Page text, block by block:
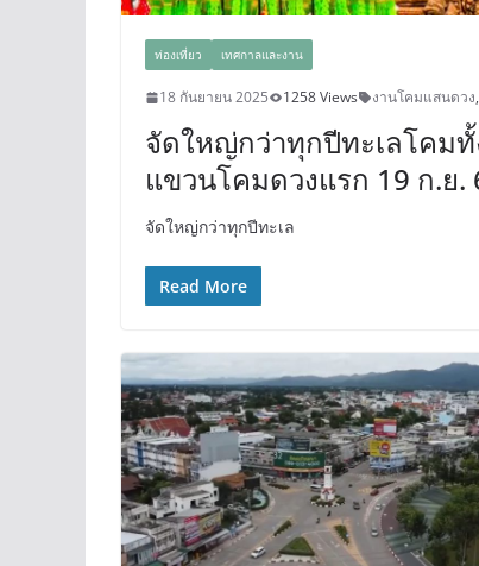
ท่องเที่ยว เทศกาลและงาน
18 กันยายน 2025 1258 Views งานโคมแสนดวง,
จัดใหญ่กว่าทุกปีทะเลโคมทั้
แขวนโคมดวงแรก 19 ก.
จัดใหญ่กว่าทุกปีทะเล
Read More